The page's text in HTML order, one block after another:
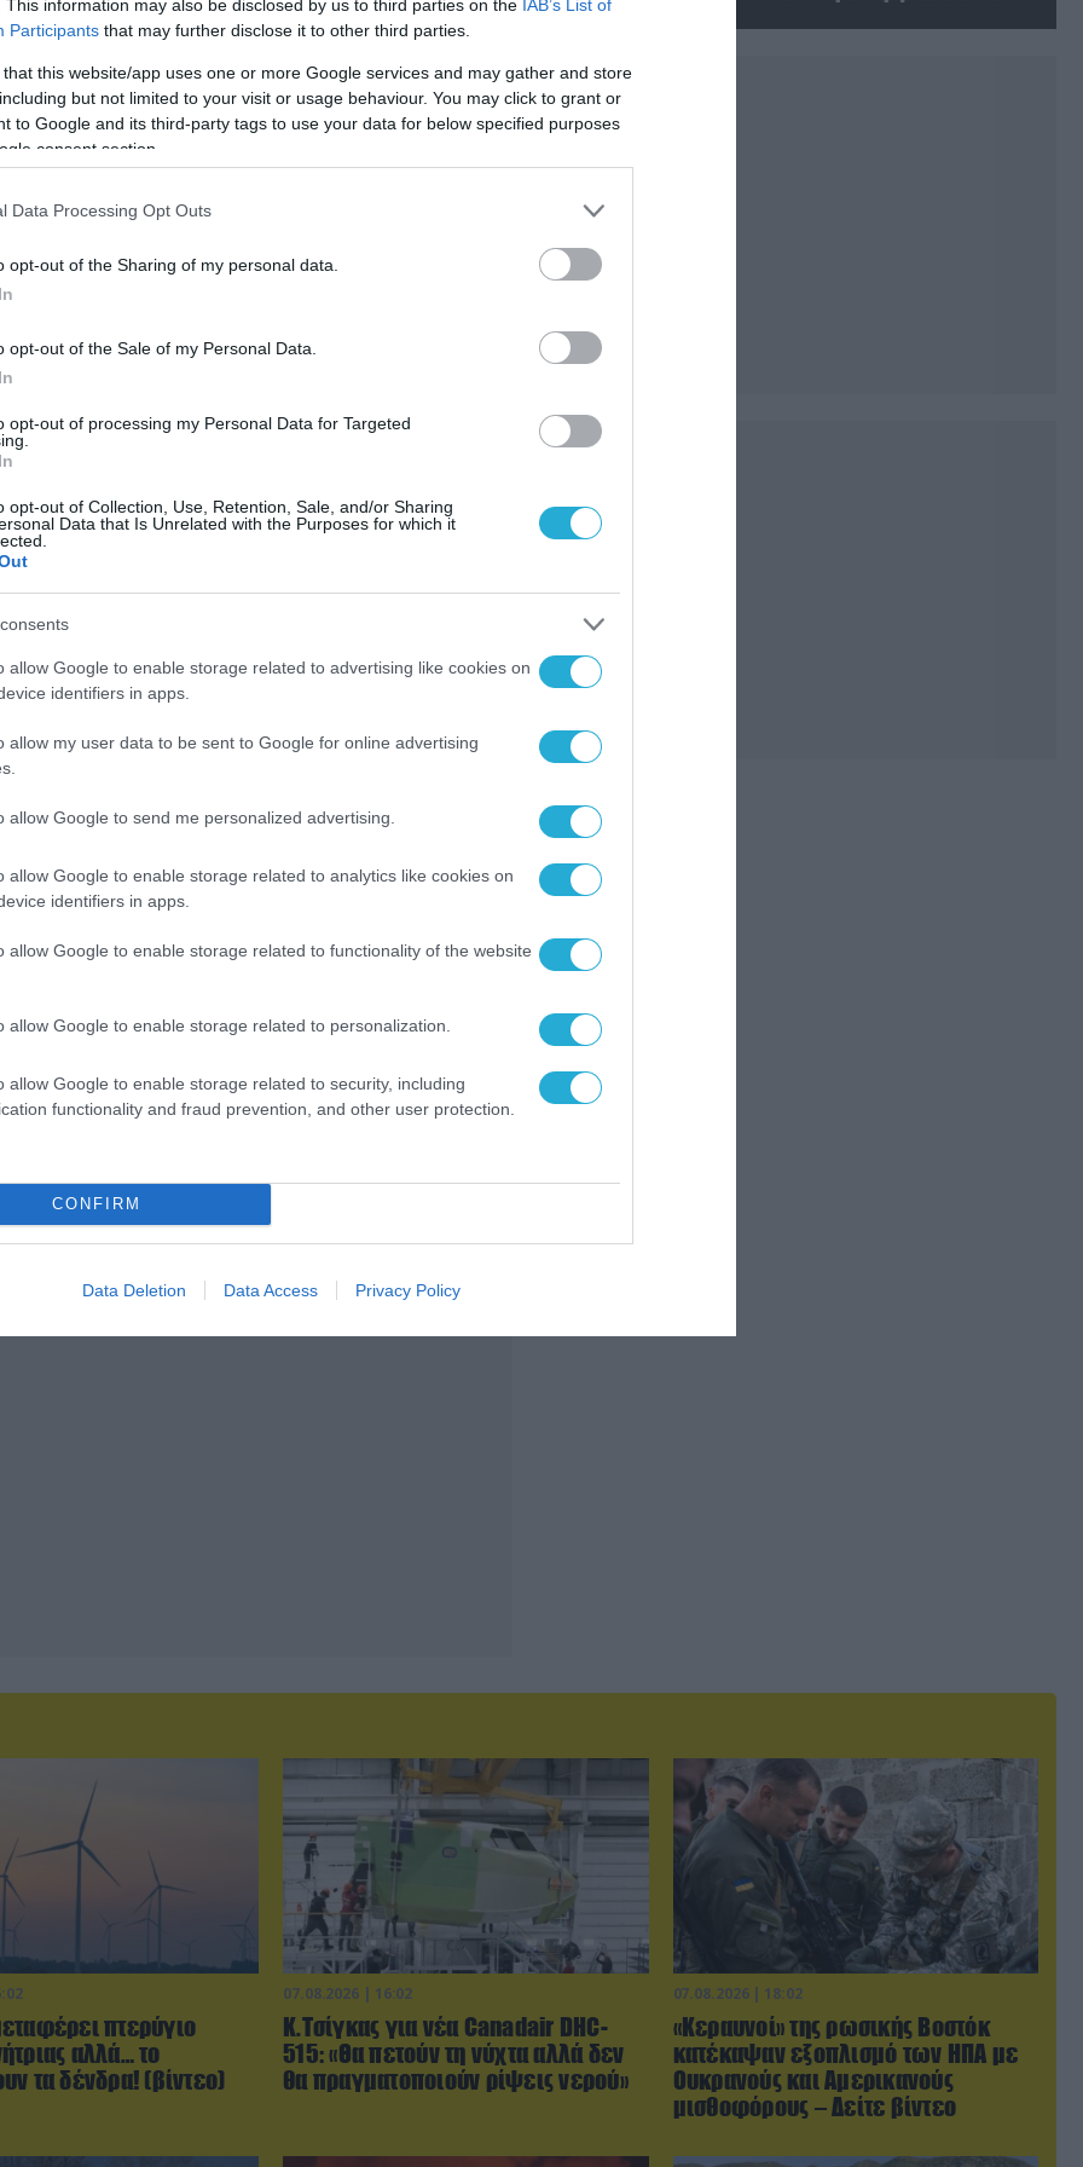
This information may also be disclosed by us to third parties on the IAB’s List of
Participants that may further disclose it to other third parties.
that this website/app uses one or more Google services and may gather and store
but not limited to your visit or usage behaviour. You may click to grant or
to Google and its third-party tags to use your data for below specified purposes
consent section.
Data Processing Opt Outs
opt-out of the Sharing of my personal data.
opt-out of the Sale of my Personal Data.
opt-out of processing my Personal Data for Targeted
opt-out of Collection, Use, Retention, Sale, and/or Sharing
Data that Is Unrelated with the Purposes for which it
allow Google to enable storage related to advertising like cookies on
identifiers in apps.
allow my user data to be sent to Google for online advertising
allow Google to send me personalized advertising.
allow Google to enable storage related to analytics like cookies on
identifiers in apps.
allow Google to enable storage related to functionality of the website
allow Google to enable storage related to personalization.
allow Google to enable storage related to security, including
functionality and fraud prevention, and other user protection.
CONFIRM
Data Deletion Data Access Privacy Policy
Russian Iskander-M ballistic missile strike on a
of the ATB supermarket chain in
RFkBOZl4F9pic.twitter.com/d92bIiZN74
🇳🇿 (@AMK_Mapping_)June 3, 2026
με τις πυροσβεστικές δυνάμεις να
για τον έλεγχο και την κατάσβεση της
από διάφορες πηγές ενημέρωσης στο Χ,
M κατέστρεψαν γέφυρα νότια του
ΑΡΘΡΟ
Λειψίας
πτερύγιο
αλλά… το
τα δένδρα! (βίντεο)
07.08.2026 | 16:02
Κ.Τσίγκας για νέα Canadair DHC-
515: «Θα πετούν τη νύχτα αλλά δεν
θα πραγματοποιούν ρίψεις νερού»
07.08.2026 | 18:02
«Κεραυνοί» της ρωσικής Βοστόκ
κατέκαψαν εξοπλισμό των ΗΠΑ με
Ουκρανούς και Αμερικανούς
μισθοφόρους – Δείτε βίντεο